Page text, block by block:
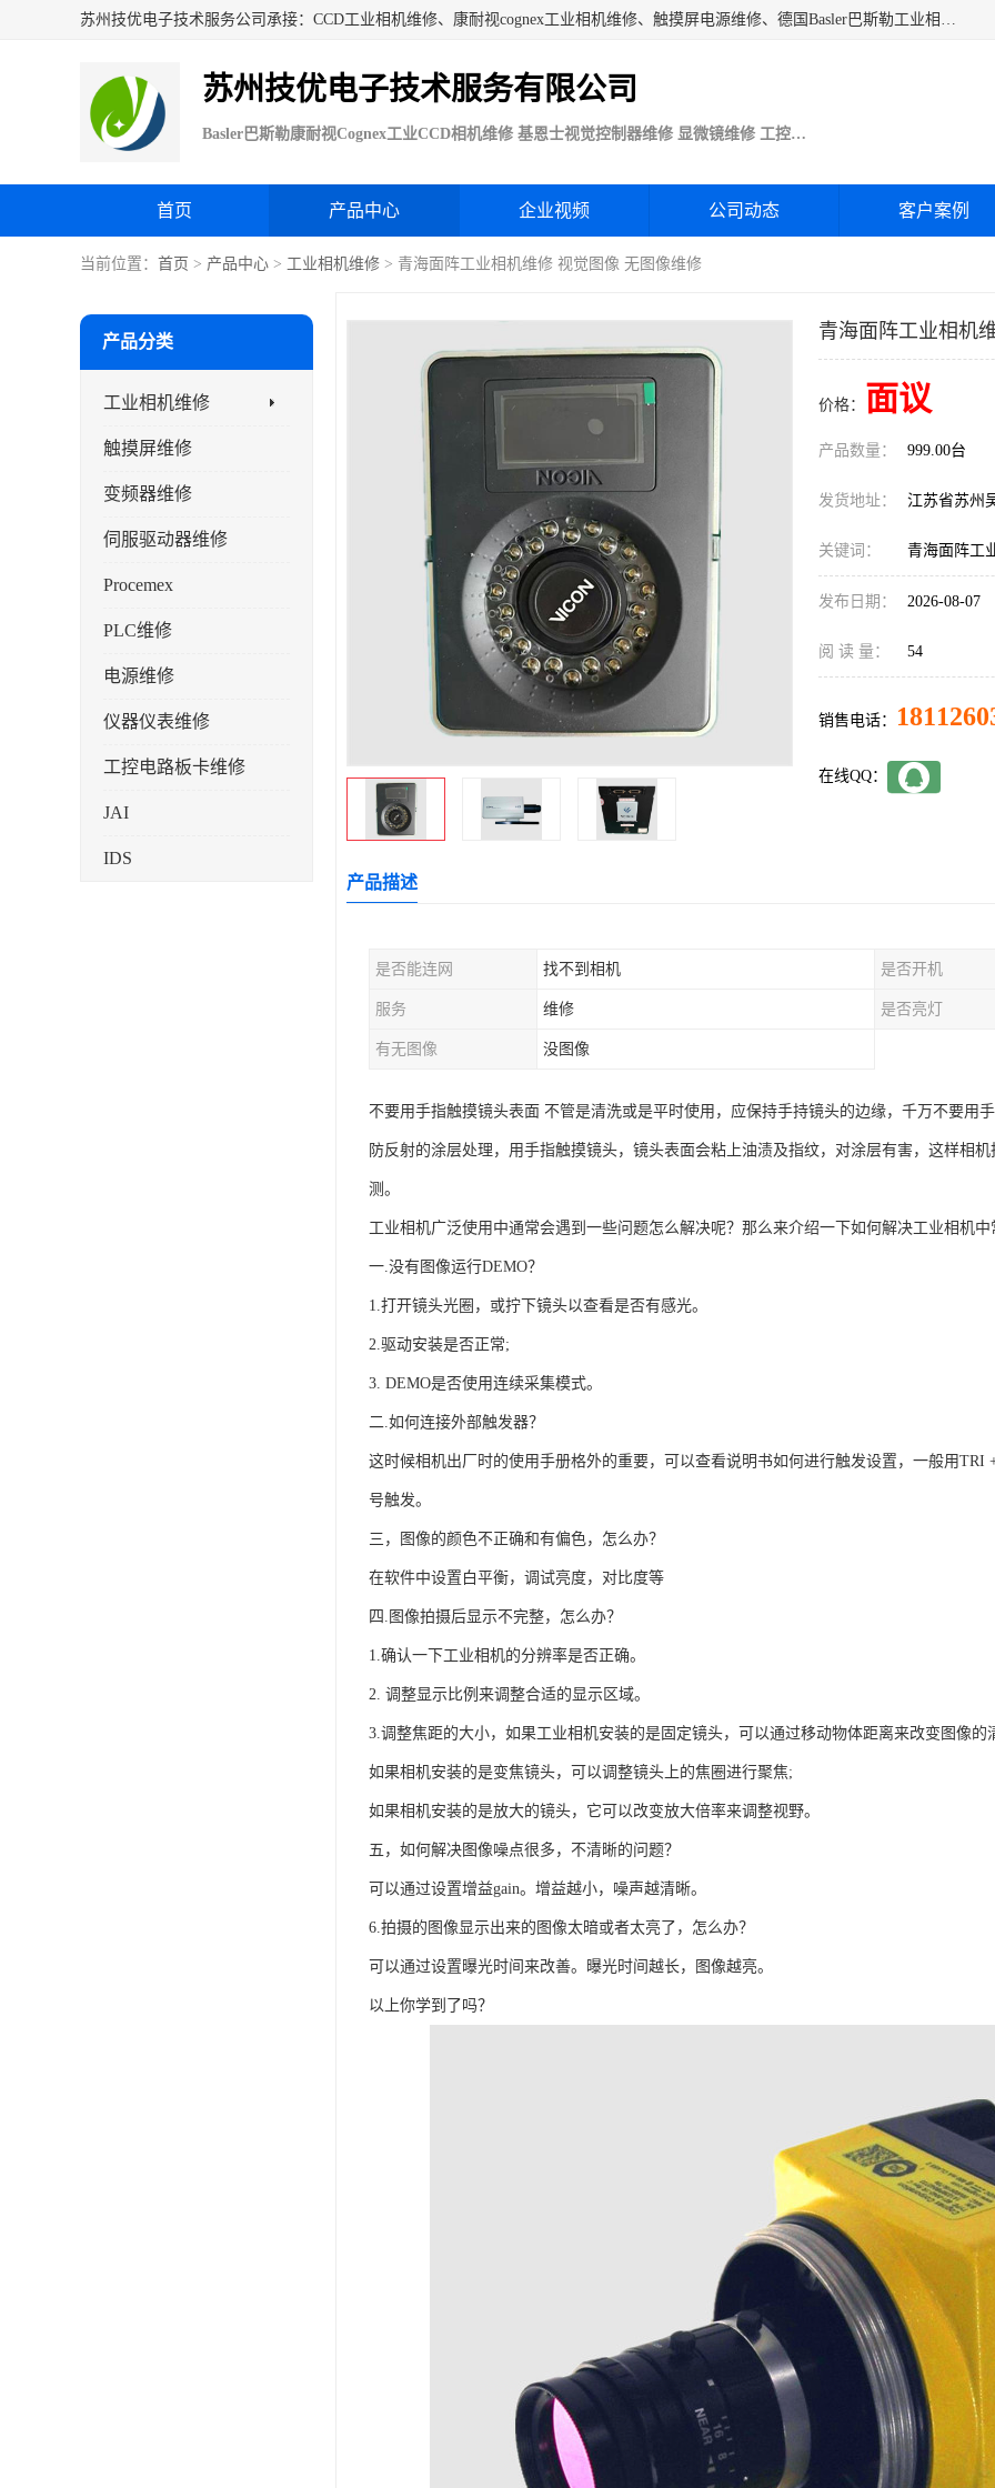
苏州技优电子技术服务公司承接：CCD工业相机维修、康耐视cognex工业相机维修、触摸屏电源维修、德国Basler巴斯勒工业相机维修、科研蛋白分析仪制冷相机维修等各种设备维修。公司客户行业涉及机械制造、注塑业、橡胶、电路板制造工厂、印刷、电梯、汽车生产、发电、电镀、医疗、食品、包装等。
苏州技优电子技术服务有限公司
Basler巴斯勒康耐视Cognex工业CCD相机维修 基恩士视觉控制器维修 显微镜维修 工控触摸屏电源电路板维修
首页 产品中心 企业视频 公司动态 客户案例
当前位置： 首页 > 产品中心 > 工业相机维修 > 青海面阵工业相机维修 视觉图像 无图像维修
产品分类
工业相机维修
触摸屏维修
变频器维修
伺服驱动器维修
Procemex
PLC维修
电源维修
仪器仪表维修
工控电路板卡维修
JAI
IDS
青海面阵工业相机
价格： 面议
产品数量： 999.00台
发货地址： 江苏省苏州
关键词： 青海面阵工
发布日期： 2026-08-07
阅 读 量： 54
销售电话：
在线QQ：
产品描述
是否能连网 找不到相机 是否开机
服务 维修 是否亮灯
有无图像 没图像
不要用手指触摸镜头表面 不管是清洗或是平时使用，应保持手持镜头的边缘，千万不要用
防反射的涂层处理，用手指触摸镜头，镜头表面会粘上油渍及指纹，对涂层有害，这样相
测。
工业相机广泛使用中通常会遇到一些问题怎么解决呢？那么来介绍一下如何解决工业相机中
一.没有图像运行DEMO？
1.打开镜头光圈，或拧下镜头以查看是否有感光。
2.驱动安装是否正常;
3. DEMO是否使用连续采集模式。
二.如何连接外部触发器？
这时候相机出厂时的使用手册格外的重要，可以查看说明书如何进行触发设置，一般用
号触发。
三，图像的颜色不正确和有偏色，怎么办？
在软件中设置白平衡，调试亮度，对比度等
四.图像拍摄后显示不完整，怎么办？
1.确认一下工业相机的分辨率是否正确。
2. 调整显示比例来调整合适的显示区域。
3.调整焦距的大小，如果工业相机安装的是固定镜头，可以通过移动物体距离来改变图像的
如果相机安装的是变焦镜头，可以调整镜头上的焦圈进行聚焦;
如果相机安装的是放大的镜头，它可以改变放大倍率来调整视野。
五，如何解决图像噪点很多，不清晰的问题？
可以通过设置增益gain。增益越小，噪声越清晰。
6.拍摄的图像显示出来的图像太暗或者太亮了，怎么办？
可以通过设置曝光时间来改善。曝光时间越长，图像越亮。
以上你学到了吗？